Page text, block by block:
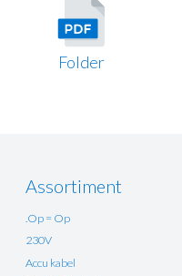
Folder
Assortiment
.Op = Op
230V
Accu kabel